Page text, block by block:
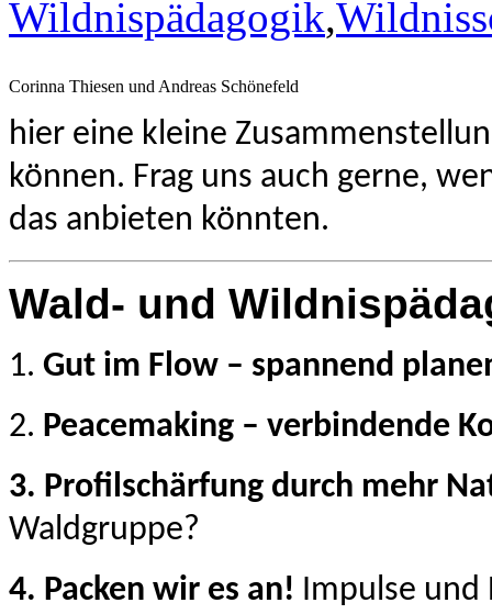
Wildnispädagogik,
Corinna Thiesen und Andreas Schönefeld
hier eine kleine
können. Frag uns auch gerne,
das anbieten könnten.
Wald- und
1. Gut im Flow – spannend
2. Peacemaking – verbindende
3. Profilschärfung durch mehr
Waldgruppe?
4. Packen wir es an! Impulse und